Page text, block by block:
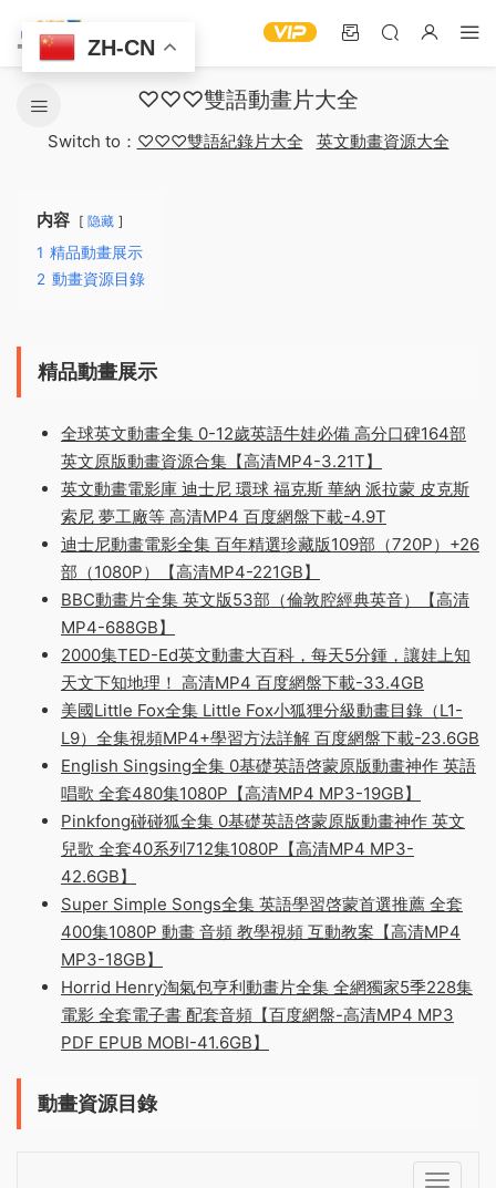
♡♡♡雙語動畫片大全
Switch to： ♡♡♡雙語紀錄片大全 英文動畫資源大全
内容 隐藏
1 精品動畫展示
2 動畫資源目錄
精品動畫展示
全球英文動畫全集 0-12歲英語牛娃必備 高分口碑164部
英文原版動畫資源合集【高清MP4-3.21T】
英文動畫電影庫 迪士尼 環球 福克斯 華納 派拉蒙 皮克斯
索尼 夢工廠等 高清MP4 百度網盤下載-4.9T
迪士尼動畫電影全集 百年精選珍藏版109部（720P）+26
部（1080P）【高清MP4-221GB】
BBC動畫片全集 英文版53部（倫敦腔經典英音）【高清
MP4-688GB】
2000集TED-Ed英文動畫大百科，每天5分鍾，讓娃上知
天文下知地理！ 高清MP4 百度網盤下載-33.4GB
美國Little Fox全集 Little Fox小狐狸分級動畫目錄（L1-
L9）全集視頻MP4+學習方法詳解 百度網盤下載-23.6GB
English Singsing全集 0基礎英語啓蒙原版動畫神作 英語
唱歌 全套480集1080P【高清MP4 MP3-19GB】
Pinkfong碰碰狐全集 0基礎英語啓蒙原版動畫神作 英文
兒歌 全套40系列712集1080P【高清MP4 MP3-
42.6GB】
Super Simple Songs全集 英語學習啓蒙首選推薦 全套
400集1080P 動畫 音頻 教學視頻 互動教案【高清MP4
MP3-18GB】
Horrid Henry淘氣包亨利動畫片全集 全網獨家5季228集
電影 全套電子書 配套音頻【百度網盤-高清MP4 MP3
PDF EPUB MOBI-41.6GB】
動畫資源目錄
ZH-CN